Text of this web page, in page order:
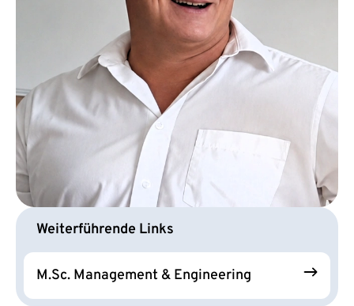
Weiterführende Links
M.Sc. Management & Engineering